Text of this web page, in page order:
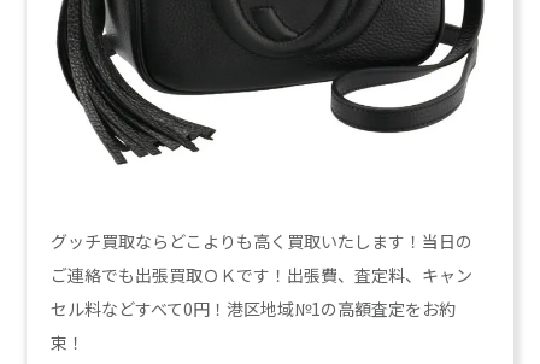
グッチ買取ならどこよりも高く買取いたします！当日の
ご連絡でも出張買取ＯＫです！出張費、査定料、キャン
セル料などすべて0円！港区地域№1の高額査定をお約
束！